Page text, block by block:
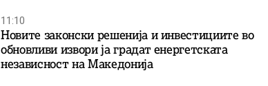
11:10
Новите законски решенија и инвестициите во
обновливи извори ја градат енергетската
независност на Македонија